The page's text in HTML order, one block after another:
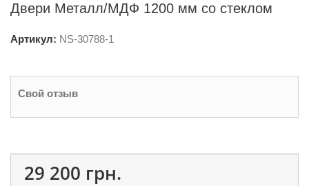
Двери Металл/МДФ 1200 мм со стеклом
Артикул: NS-30788-1
Свой отзыв
29 200 грн.